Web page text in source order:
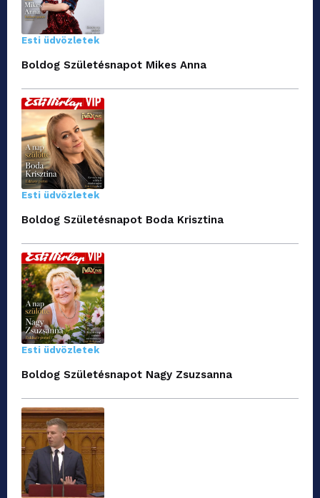
Esti üdvözletek
Boldog Születésnapot Mikes Anna
Esti üdvözletek
Boldog Születésnapot Boda Krisztina
Esti üdvözletek
Boldog Születésnapot Nagy Zsuzsanna